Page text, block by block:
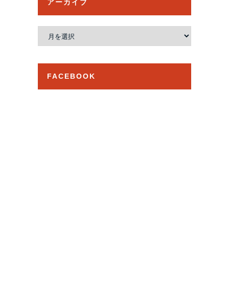
アーカイブ
ー
FACEBOOK